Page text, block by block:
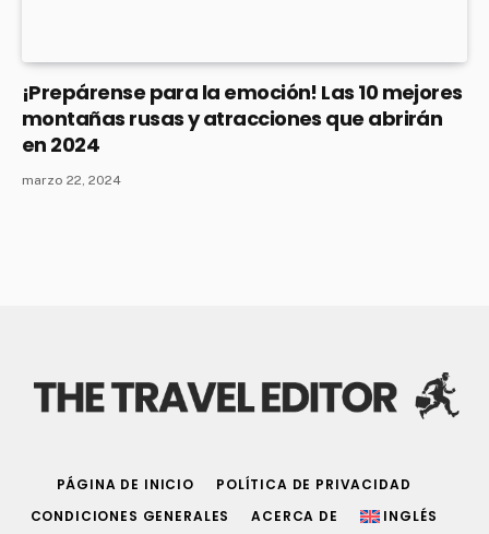
¡Prepárense para la emoción! Las 10 mejores
montañas rusas y atracciones que abrirán
en 2024
marzo 22, 2024
PÁGINA DE INICIO
POLÍTICA DE PRIVACIDAD
CONDICIONES GENERALES
ACERCA DE INGLÉS